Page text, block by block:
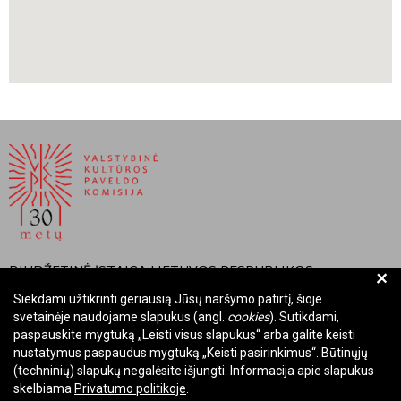
BIUDŽETINĖ ĮSTAIGA LIETUVOS RESPUBLIKOS
VALSTYBINĖ KULTŪROS PAVELDO KOMISIJA
Įmonės kodas: Juridinių asmenų registre 288700520
Adresas: Rūdninkų g. 13, 01135 Vilnius
Telefonas: +370 699 13972
El. paštas: komisija@vkpk.lt
+
Siekdami užtikrinti geriausią Jūsų naršymo patirtį, šioje
svetainėje naudojame slapukus (angl. cookies). Sutikdami,
paspauskite mygtuką „Leisti visus slapukus“ arba galite keisti
nustatymus paspaudus mygtuką „Keisti pasirinkimus“. Būtinųjų
(techninių) slapukų negalėsite išjungti. Informacija apie slapukus
skelbiama Privatumo politikoje